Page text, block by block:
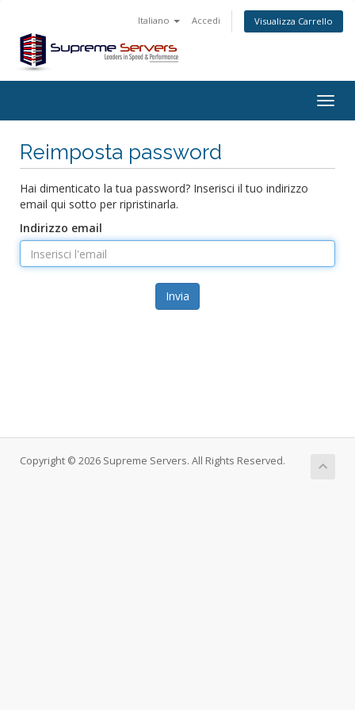
Italiano Accedi Visualizza Carrello
Reimposta password
Hai dimenticato la tua password? Inserisci il tuo indirizzo
email qui sotto per ripristinarla.
Indirizzo email
Invia
Copyright © 2026 Supreme Servers. All Rights Reserved.